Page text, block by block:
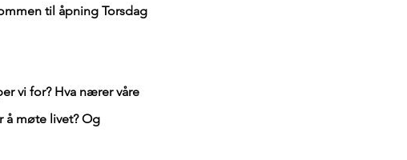
til åpning Torsdag
vi for? Hva nærer våre
å møte livet? Og